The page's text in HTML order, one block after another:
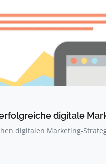
digitale
digitalen Marketing-